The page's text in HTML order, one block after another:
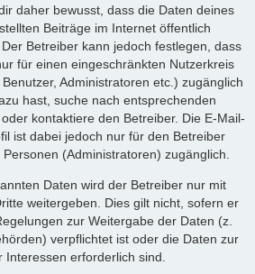
daher bewusst, dass die Daten deines
Beiträge im Internet öffentlich
Betreiber kann jedoch festlegen, dass
für einen eingeschränkten Nutzerkreis
Administratoren etc.) zugänglich
hast, suche nach entsprechenden
kontaktiere den Betreiber. Die E-Mail-
ist dabei jedoch nur für den Betreiber
(Administratoren) zugänglich.
Daten wird der Betreiber nur mit
weitergeben. Dies gilt nicht, sofern er
zur Weitergabe der Daten (z.
verpflichtet ist oder die Daten zur
erforderlich sind.